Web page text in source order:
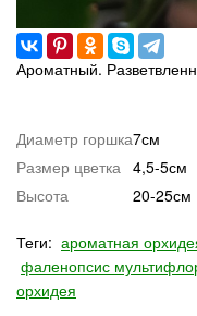
Ароматный.
Диаметр горшка7см
Размер цветка 4,5-5см
Высота
20-25см
Теги: ароматная
фаленопсис
орхидея